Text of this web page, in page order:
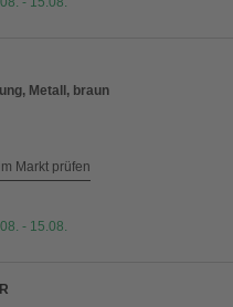
Metall, braun
Markt prüfen
- 15.08.